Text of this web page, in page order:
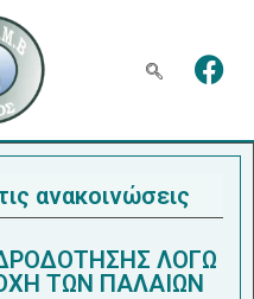
ανακοινώσεις
ΛΟΓΩ
ΤΩΝ ΠΑΛΑΙΩΝ